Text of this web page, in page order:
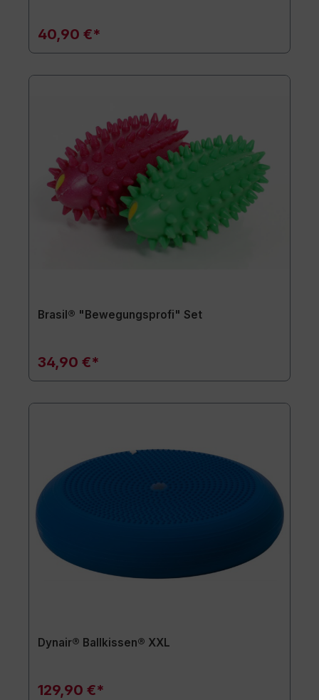
40,90 €*
Brasil® "Bewegungsprofi" Set
34,90 €*
Dynair® Ballkissen® XXL
129,90 €*